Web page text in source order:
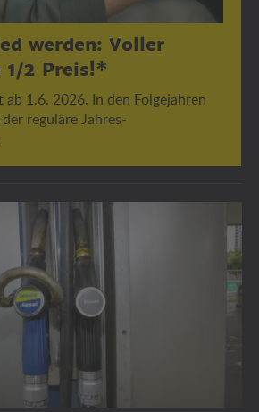
werden: Voller
1/2 Preis!*
1.6. 2026. In den Folgejahren
reguläre Jahres-